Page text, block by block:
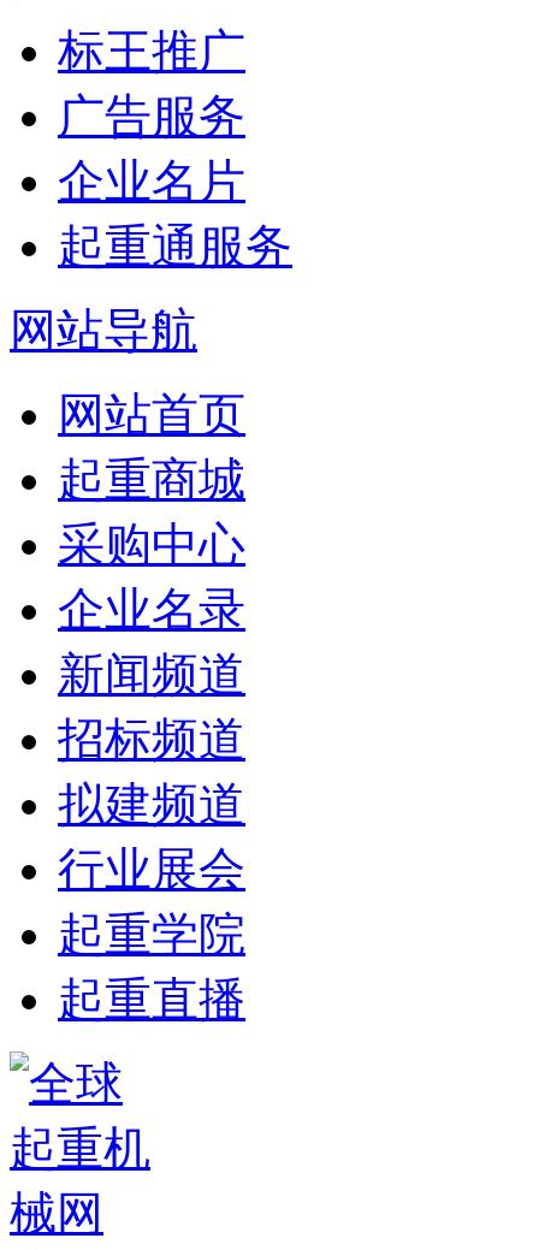
标王推广
广告服务
企业名片
起重通服务
网站导航
网站首页
起重商城
采购中心
企业名录
新闻频道
招标频道
拟建频道
行业展会
起重学院
起重直播